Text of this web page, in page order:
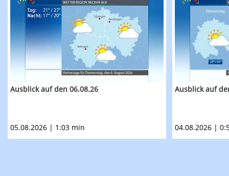
RTF.1-Wetter: Ausblick auf den 06.08.26
Ausblick auf den 06.08.26
05.08.2026 | 1:03 min
RTF.1-
Ausblick auf
04.08.2026 |